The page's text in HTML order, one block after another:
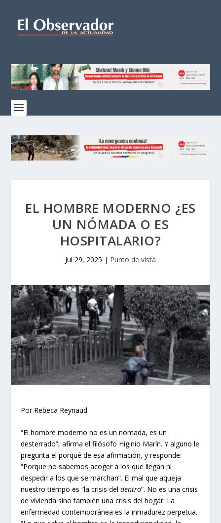
EL HOMBRE MODERNO ¿ES
UN NÓMADA O ES
HOSPITALARIO?
Jul 29, 2025 | Punto de vista
Por Rebeca Reynaud
“El hombre moderno no es un nómada, es un
desterrado”, afirma el filósofo Higinio Marín. Y alguno le
pregunta el porqué de esa afirmación, y responde:
“Porque no sabemos acoger a los que llegan ni
despedir a los que se marchan”. El mal que aqueja
nuestro tiempo es “la crisis deldentro”. No es una crisis
de vivienda sino también una crisis del hogar. La
enfermedad contemporánea es la inmadurez perpetua.